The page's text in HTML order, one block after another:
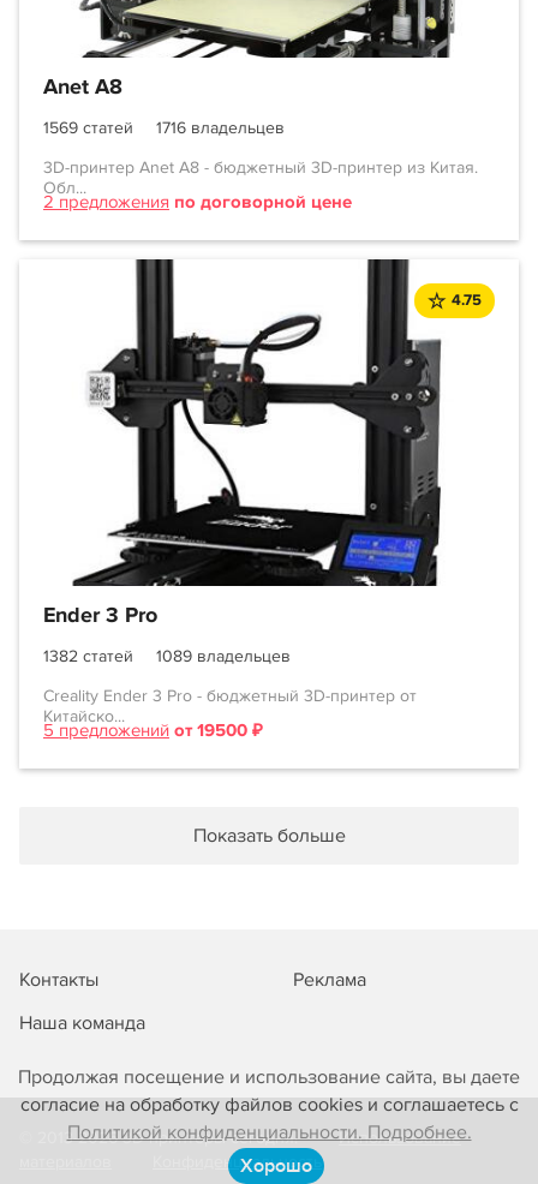
Продолжая посещение и использование сайта, вы даете
согласие на обработку файлов cookies и соглашаетесь с
Политикой конфиденциальности. Подробнее.
Хорошо
Anet A8
1569 статей
1716 владельцев
3D-принтер Anet A8 - бюджетный 3D-принтер из Китая.
Обл...
2 предложения по договорной цене
4.75
Ender 3 Pro
1382 статей
1089 владельцев
Creality Ender 3 Pro - бюджетный 3D-принтер от
Китайско...
5 предложений от 19500 ₽
Показать больше
Контакты
Реклама
Наша команда
© 2013-2026 3D-принтеры сегодня!
Использование
Конфиденциальность